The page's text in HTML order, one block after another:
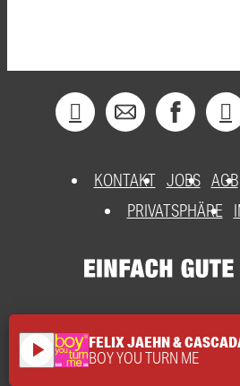
KONTAKT JOBS AGB
PRIVATSPHÄRE
play_arrow FELIX JAEHN &
BOY YOU TURN ME